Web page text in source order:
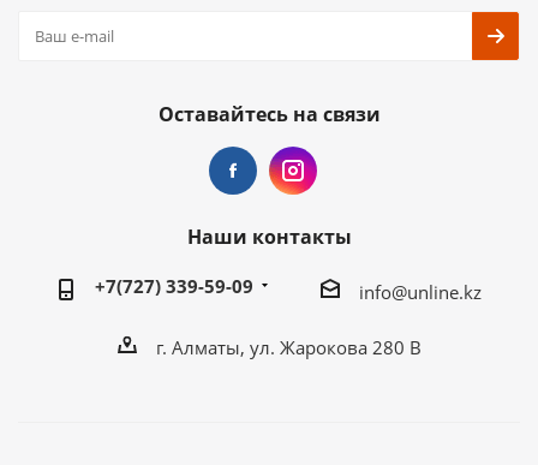
Оставайтесь на связи
Наши контакты
+7(727) 339-59-09 info@unline.kz
г. Алматы, ул. Жарокова 280 В